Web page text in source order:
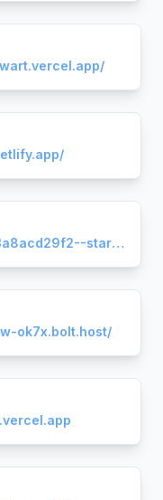
https://68dd87d8a9a2c83a8acd29f2--starlit-florentine-72eb01.netlify.app/
ok7x.bolt.host/